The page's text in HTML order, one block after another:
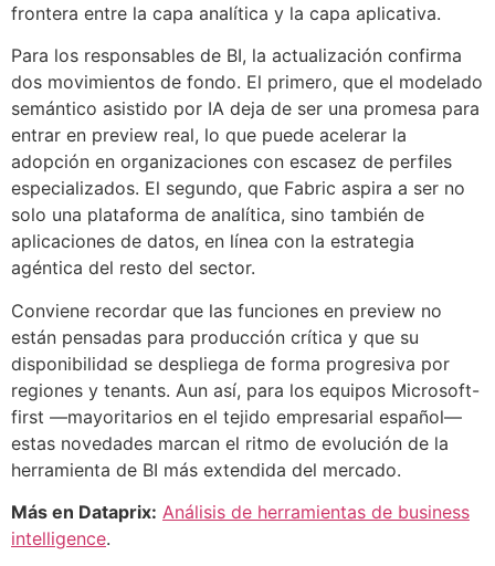
frontera entre la capa analítica y la capa aplicativa.
Para los responsables de BI, la actualización confirma
dos movimientos de fondo. El primero, que el modelado
semántico asistido por IA deja de ser una promesa para
entrar en preview real, lo que puede acelerar la
adopción en organizaciones con escasez de perfiles
especializados. El segundo, que Fabric aspira a ser no
solo una plataforma de analítica, sino también de
aplicaciones de datos, en línea con la estrategia
agéntica del resto del sector.
Conviene recordar que las funciones en preview no
están pensadas para producción crítica y que su
disponibilidad se despliega de forma progresiva por
regiones y tenants. Aun así, para los equipos Microsoft-
first —mayoritarios en el tejido empresarial español—
estas novedades marcan el ritmo de evolución de la
herramienta de BI más extendida del mercado.
Más en Dataprix: Análisis de herramientas de business
intelligence.